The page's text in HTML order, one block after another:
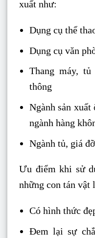
xuất như:
Dụng cụ thể
Dụng cụ văn
Thang máy,
thông
Ngành sản xuất
ngành hàng
Ngành tủ, giá
Ưu điểm khi sử
những con tán vật
Có hình thức
Đem lại sự